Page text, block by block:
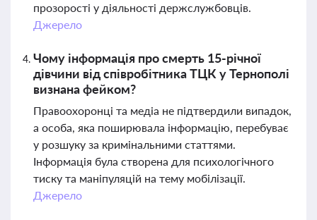
прозорості у діяльності держслужбовців.
Джерело
Чому інформація про смерть 15-річної
дівчини від співробітника ТЦК у Тернополі
визнана фейком?
Правоохоронці та медіа не підтвердили випадок,
а особа, яка поширювала інформацію, перебуває
у розшуку за кримінальними статтями.
Інформація була створена для психологічного
тиску та маніпуляцій на тему мобілізації.
Джерело